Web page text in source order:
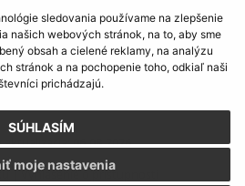
sledovania používame na zlepšenie
našich webových stránok, na to, aby sme
obsah a cielené reklamy, na analýzu
stránok a na pochopenie toho, odkiaľ naši
prichádzajú.
SÚHLASÍM
moje nastavenia
aktuálnych informácií s využitím RSS
ECHELON 2,Mapa stránok,web portál
s.r.o.,domény,registrácia domény
aktualizácia:06.08.2026
|Vyhlásenie o prístupnosti